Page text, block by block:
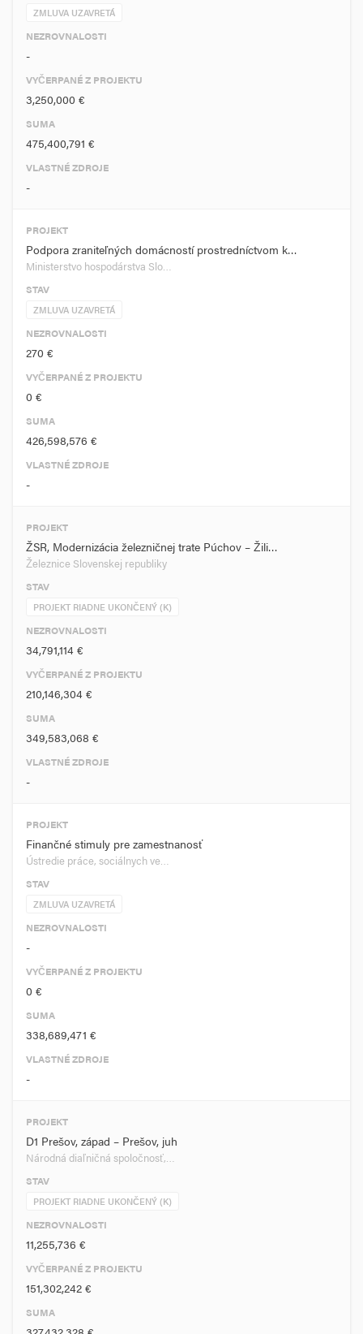
ZMLUVA UZAVRETÁ
NEZROVNALOSTI
-
VYČERPANÉ Z PROJEKTU
3,250,000 €
SUMA
475,400,791 €
VLASTNÉ ZDROJE
-
PROJEKT
Podpora zraniteľných domácností prostredníctvom k…
Ministerstvo hospodárstva Slo…
STAV
ZMLUVA UZAVRETÁ
NEZROVNALOSTI
270 €
VYČERPANÉ Z PROJEKTU
0 €
SUMA
426,598,576 €
VLASTNÉ ZDROJE
-
PROJEKT
ŽSR, Modernizácia železničnej trate Púchov – Žili…
Železnice Slovenskej republiky
STAV
PROJEKT RIADNE UKONČENÝ (K)
NEZROVNALOSTI
34,791,114 €
VYČERPANÉ Z PROJEKTU
210,146,304 €
SUMA
349,583,068 €
VLASTNÉ ZDROJE
-
PROJEKT
Finančné stimuly pre zamestnanosť
Ústredie práce, sociálnych ve…
STAV
ZMLUVA UZAVRETÁ
NEZROVNALOSTI
-
VYČERPANÉ Z PROJEKTU
0 €
SUMA
338,689,471 €
VLASTNÉ ZDROJE
-
PROJEKT
D1 Prešov, západ – Prešov, juh
Národná diaľničná spoločnosť,…
STAV
PROJEKT RIADNE UKONČENÝ (K)
NEZROVNALOSTI
11,255,736 €
VYČERPANÉ Z PROJEKTU
151,302,242 €
SUMA